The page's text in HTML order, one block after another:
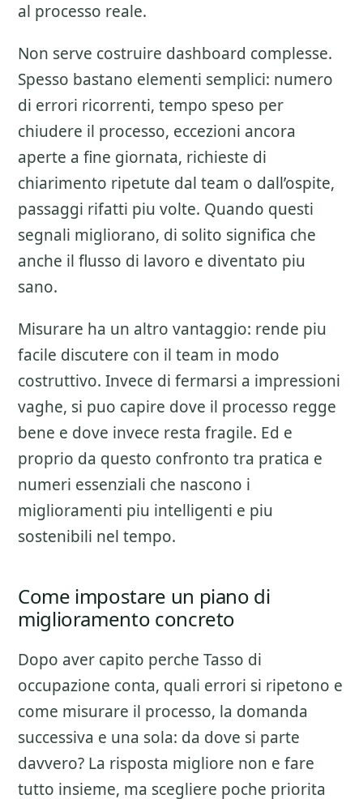
al processo reale.
Non serve costruire dashboard complesse.
Spesso bastano elementi semplici: numero
di errori ricorrenti, tempo speso per
chiudere il processo, eccezioni ancora
aperte a fine giornata, richieste di
chiarimento ripetute dal team o dall’ospite,
passaggi rifatti piu volte. Quando questi
segnali migliorano, di solito significa che
anche il flusso di lavoro e diventato piu
sano.
Misurare ha un altro vantaggio: rende piu
facile discutere con il team in modo
costruttivo. Invece di fermarsi a impressioni
vaghe, si puo capire dove il processo regge
bene e dove invece resta fragile. Ed e
proprio da questo confronto tra pratica e
numeri essenziali che nascono i
miglioramenti piu intelligenti e piu
sostenibili nel tempo.
Come impostare un piano di
miglioramento concreto
Dopo aver capito perche Tasso di
occupazione conta, quali errori si ripetono e
come misurare il processo, la domanda
successiva e una sola: da dove si parte
davvero? La risposta migliore non e fare
tutto insieme, ma scegliere poche priorita